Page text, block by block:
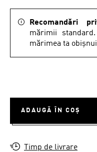
Recomandări
mărimii
mărimea ta
ADAUGĂ ÎN COȘ
Timp de livrare